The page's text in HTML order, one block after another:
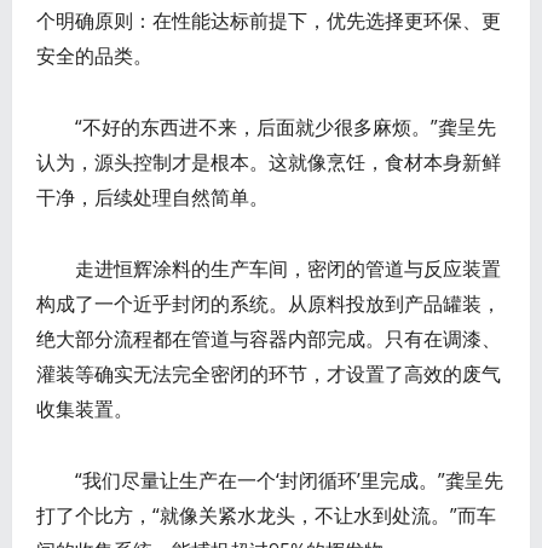
个明确原则：在性能达标前提下，优先选择更环保、更
安全的品类。
“不好的东西进不来，后面就少很多麻烦。”龚呈先
认为，源头控制才是根本。这就像烹饪，食材本身新鲜
干净，后续处理自然简单。
走进恒辉涂料的生产车间，密闭的管道与反应装置
构成了一个近乎封闭的系统。从原料投放到产品罐装，
绝大部分流程都在管道与容器内部完成。只有在调漆、
灌装等确实无法完全密闭的环节，才设置了高效的废气
收集装置。
“我们尽量让生产在一个‘封闭循环’里完成。”龚呈先
打了个比方，“就像关紧水龙头，不让水到处流。”而车